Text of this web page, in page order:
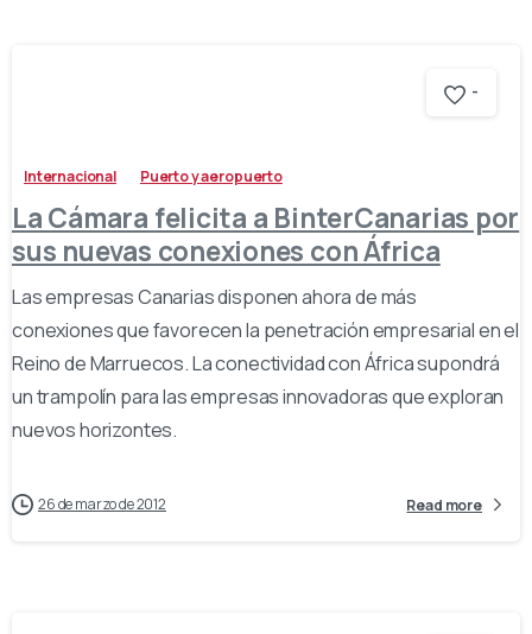
-
Internacional Puerto y aeropuerto
La Cámara felicita a BinterCanarias por
sus nuevas conexiones con África
Las empresas Canarias disponen ahora de más
conexiones que favorecen la penetración empresarial en el
Reino de Marruecos. La conectividad con África supondrá
un trampolín para las empresas innovadoras que exploran
nuevos horizontes.
26 de marzo de 2012 Read more